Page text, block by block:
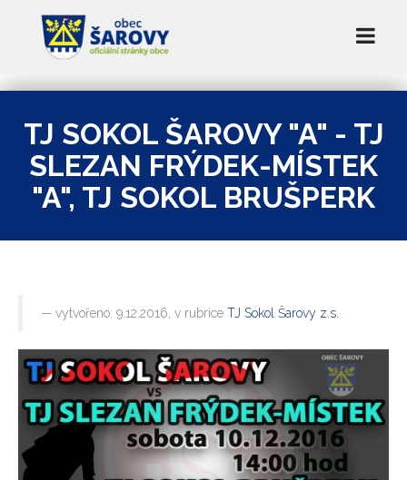
TJ SOKOL ŠAROVY "A" - TJ
SLEZAN FRÝDEK-MÍSTEK
"A", TJ SOKOL BRUŠPERK
vytvořeno: 9.12.2016, v rubrice TJ Sokol Šarovy z.s.